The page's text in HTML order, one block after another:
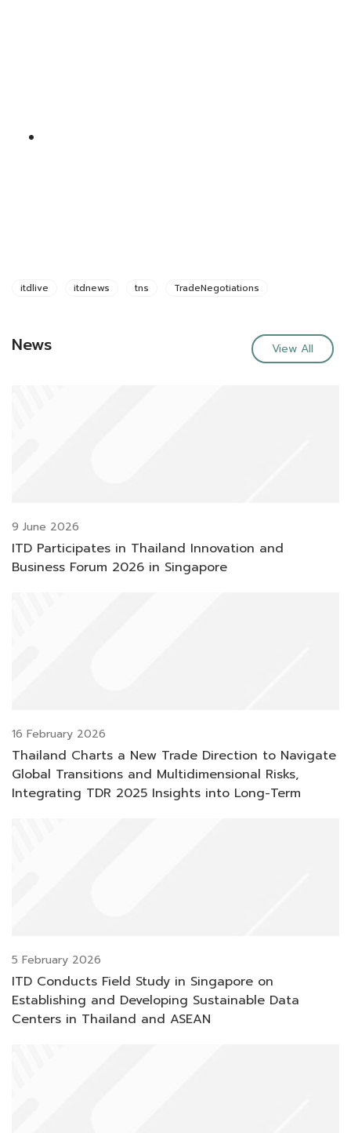
itdlive itdnews tns TradeNegotiations
News View All
9 June 2026
ITD Participates in Thailand Innovation and
Business Forum 2026 in Singapore
16 February 2026
Thailand Charts a New Trade Direction to Navigate
Global Transitions and Multidimensional Risks,
Integrating TDR 2025 Insights into Long-Term
5 February 2026
ITD Conducts Field Study in Singapore on
Establishing and Developing Sustainable Data
Centers in Thailand and ASEAN